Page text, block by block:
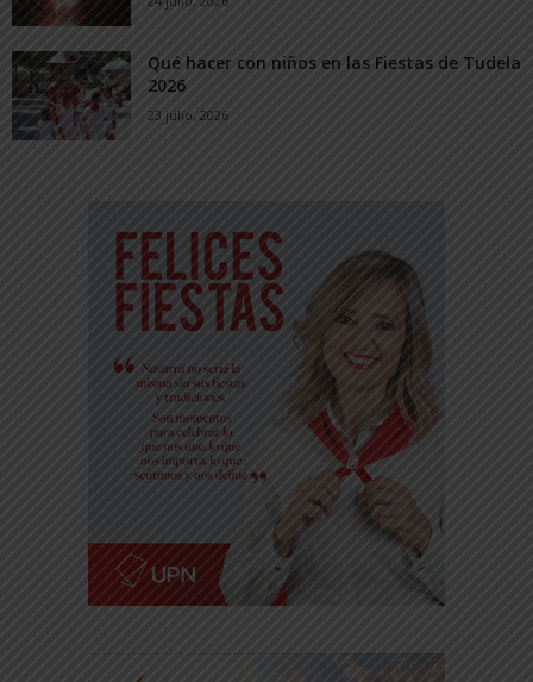
Qué hacer con niños en las Fiestas de Tudela
2026
23 julio, 2026